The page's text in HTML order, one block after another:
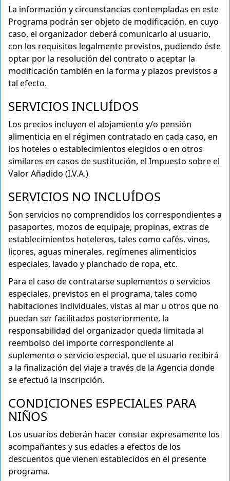
La información y circunstancias contempladas en este
Programa podrán ser objeto de modificación, en cuyo
caso, el organizador deberá comunicarlo al usuario,
con los requisitos legalmente previstos, pudiendo éste
optar por la resolución del contrato o aceptar la
modificación también en la forma y plazos previstos a
tal efecto.
SERVICIOS INCLUÍDOS
Los precios incluyen el alojamiento y/o pensión
alimenticia en el régimen contratado en cada caso, en
los hoteles o establecimientos elegidos o en otros
similares en casos de sustitución, el Impuesto sobre el
Valor Añadido (I.V.A.)
SERVICIOS NO INCLUÍDOS
Son servicios no comprendidos los correspondientes a
pasaportes, mozos de equipaje, propinas, extras de
establecimientos hoteleros, tales como cafés, vinos,
licores, aguas minerales, regímenes alimenticios
especiales, lavado y planchado de ropa, etc.
Para el caso de contratarse suplementos o servicios
especiales, previstos en el programa, tales como
habitaciones individuales, vistas al mar u otros que no
puedan ser facilitados posteriormente, la
responsabilidad del organizador queda limitada al
reembolso del importe correspondiente al
suplemento o servicio especial, que el usuario recibirá
a la finalización del viaje a través de la Agencia donde
se efectuó la inscripción.
CONDICIONES ESPECIALES PARA
NIÑOS
Los usuarios deberán hacer constar expresamente los
acompañantes y sus edades a efectos de los
descuentos que vienen establecidos en el presente
programa.